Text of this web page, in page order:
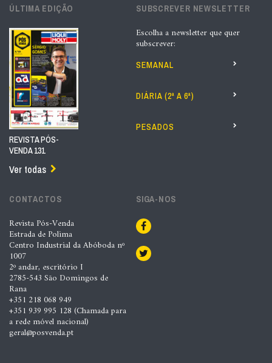
ÚLTIMA EDIÇÃO
REVISTA PÓS-
VENDA 131
Ver todas
SUBSCREVER NEWSLETTER
Escolha a newsletter que quer
subscrever:
SEMANAL
DIÁRIA (2ª A 6ª)
PESADOS
CONTACTOS
Revista Pós-Venda
Estrada de Polima
Centro Industrial da Abóboda nº
1007
2º andar, escritório I
2785-543 São Domingos de
Rana
+351 218 068 949
+351 939 995 128 (Chamada para
a rede móvel nacional)
geral@posvenda.pt
SIGA-NOS